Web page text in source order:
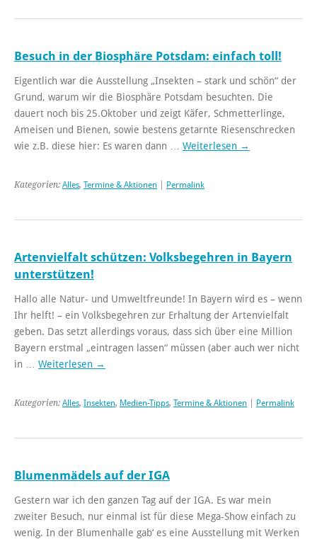
Besuch in der Biosphäre Potsdam: einfach toll!
Eigentlich war die Ausstellung „Insekten – stark und schön“ der
Grund, warum wir die Biosphäre Potsdam besuchten. Die
dauert noch bis 25.Oktober und zeigt Käfer, Schmetterlinge,
Ameisen und Bienen, sowie bestens getarnte Riesenschrecken
wie z.B. diese hier: Es waren dann … Weiterlesen →
Kategorien: Alles, Termine & Aktionen Permalink
Artenvielfalt schützen: Volksbegehren in Bayern
unterstützen!
Hallo alle Natur- und Umweltfreunde! In Bayern wird es – wenn
Ihr helft! – ein Volksbegehren zur Erhaltung der Artenvielfalt
geben. Das setzt allerdings voraus, dass sich über eine Million
Bayern erstmal „eintragen lassen“ müssen (aber auch wer nicht
in … Weiterlesen →
Kategorien: Alles, Insekten, Medien-Tipps, Termine & Aktionen Permalink
Blumenmädels auf der IGA
Gestern war ich den ganzen Tag auf der IGA. Es war mein
zweiter Besuch, nur einmal ist für diese Mega-Show einfach zu
wenig. In der Blumenhalle gab‘ es eine Ausstellung mit Werken